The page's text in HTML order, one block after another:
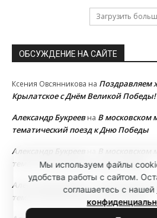
Загрузить
ОБСУЖДЕНИЕ НА САЙТЕ
Ксения Овсянникова на Поздравляем
Крылатское с Днём Великой Победы!
Александр Букреевна В московском
тематический поезд к Дню Победы
Александр Букреев
В московском
тематический поезд к Дню Победы
Александр Букреев
В московском
тематический поезд к Дню Победы
Мы используем файлы
удобства работы с сайтом.
соглашаетесь с нашей